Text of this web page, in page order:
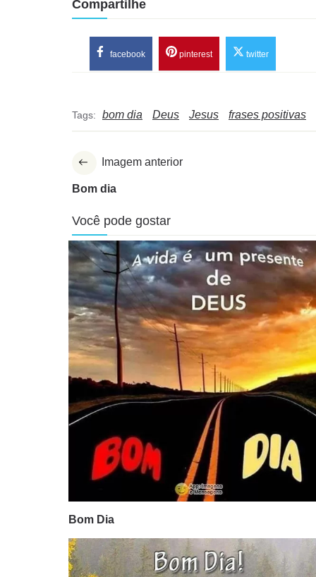
Compartilhe
facebook pinterest twitter
Tags: bom dia Deus Jesus frases positivas
Imagem anterior
Bom dia
Você pode gostar
Bom Dia